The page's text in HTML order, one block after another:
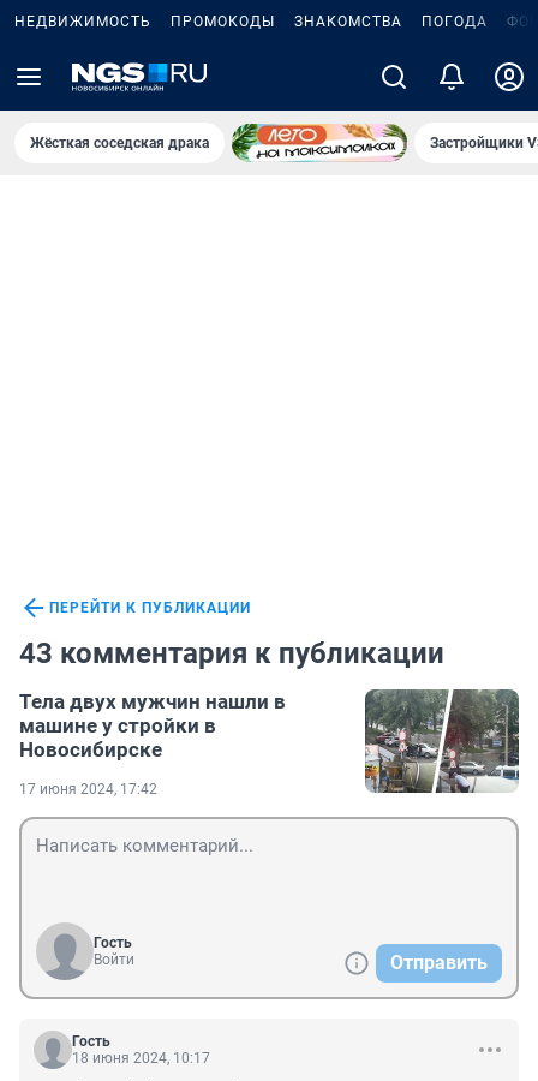
НЕДВИЖИМОСТЬ ПРОМОКОДЫ ЗНАКОМСТВА ПОГОДА
Жёсткая соседская драка Застройщики
ПЕРЕЙТИ К ПУБЛИКАЦИИ
43 комментария к публикации
Тела двух мужчин нашли в
машине у стройки в
Новосибирске
17 июня 2024, 17:42
Гость
Войти
Отправить
Гость
18 июня 2024, 10:17